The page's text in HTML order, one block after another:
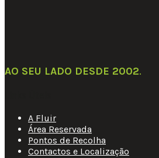
AO SEU LADO DESDE 2002.
A Fluir
Área Reservada
Pontos de Recolha
Contactos e Localização